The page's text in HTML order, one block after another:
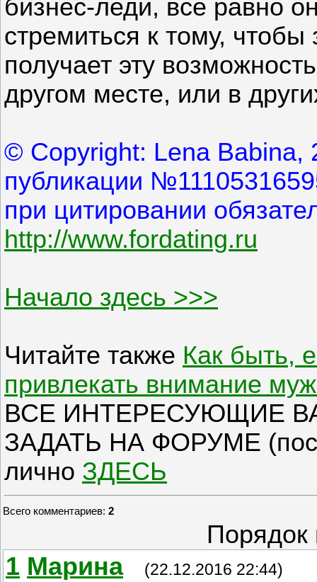
бизнес-леди, все равно
стремиться к тому,
получает эту
другом месте, или в
© Copyright: Lena Babina,
публикации
при цитировании
http://www.fordating.ru
Начало здесь >>>
Читайте также Как быть,
привлекать внимание
ВСЕ ИНТЕРЕСУЮЩИЕ
ЗАДАТЬ НА ФОРУМЕ
лично ЗДЕСЬ
Всего комментариев: 2
Порядок
1 Марина (22.12.2016 22:44)